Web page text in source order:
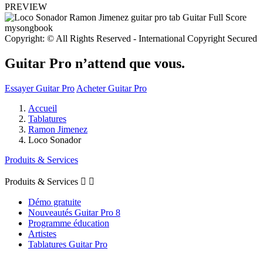
PREVIEW
Copyright: © All Rights Reserved - International Copyright Secured
Guitar Pro n’attend que vous.
Essayer Guitar Pro Acheter Guitar Pro
Accueil
Tablatures
Ramon Jimenez
Loco Sonador
Produits & Services
Produits & Services  
Démo gratuite
Nouveautés Guitar Pro 8
Programme éducation
Artistes
Tablatures Guitar Pro